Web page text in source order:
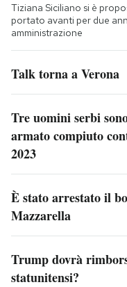
Tiziana Siciliano si è
portato avanti per due
amministrazione
Talk torna a Verona
Tre uomini serbi
armato compiuto
2023
È stato arrestato il
Mazzarella
Trump dovrà
statunitensi?